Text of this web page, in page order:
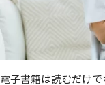
電子書籍は読むだけ